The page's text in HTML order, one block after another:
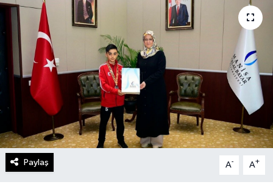
Paylaş A- A+